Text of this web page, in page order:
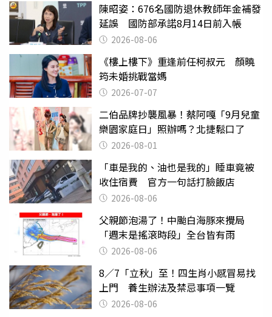
陳昭姿：676名國防退休教師年金補發
延誤 國防部承諾8月14日前入帳
2026-08-06
《樓上樓下》重逢前任柯叔元 顏曉
筠未婚挑戰當媽
2026-07-07
二伯品牌抄襲風暴！蔡阿嘎「9月兒童
樂園家庭日」照辦嗎？北捷鬆口了
2026-08-01
「車是我的、油也是我的」睡車竟被
收住宿費 官方一句話打臉飯店
2026-08-06
父親節泡湯了！中颱白海豚來攪局
「週末是搖滾時段」全台皆有雨
2026-08-06
8／7「立秋」至！四生肖小感冒易找
上門 養生辦法及禁忌事項一覽
2026-08-06